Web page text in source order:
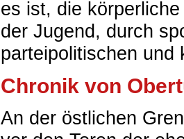
es ist, die
der Jugend, durch
parteipolitischen und
Chronik von
An der östlichen